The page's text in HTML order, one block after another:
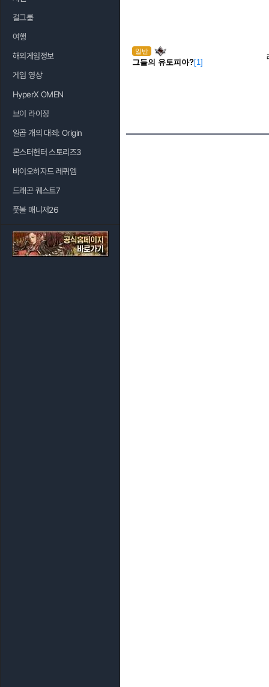
걸그룹
여행
해외게임정보
게임 영상
HyperX OMEN
브이 라이징
일곱 개의 대죄: Origin
몬스터헌터 스토리즈3
바이오하자드 레퀴엠
드래곤 퀘스트7
풋볼 매니저26
일반
그들의 유토피아?[1]